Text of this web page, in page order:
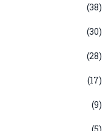
(38)
(30)
(28)
(17)
(9)